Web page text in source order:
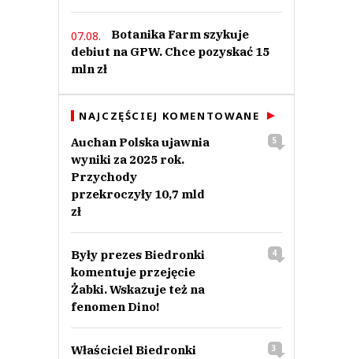
07.08.
Botanika Farm szykuje
debiut na GPW. Chce pozyskać 15
mln zł
NAJCZĘŚCIEJ KOMENTOWANE
Auchan Polska ujawnia
wyniki za 2025 rok.
Przychody
przekroczyły 10,7 mld
zł
5
Były prezes Biedronki
komentuje przejęcie
Żabki. Wskazuje też na
fenomen Dino!
4
Właściciel Biedronki
3